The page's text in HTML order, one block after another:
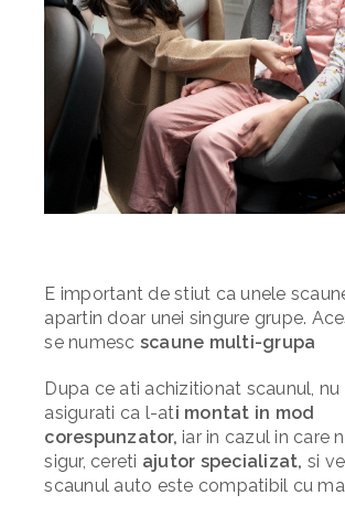
E important de stiut ca unele
apartin doar unei singure grupe.
se numesc scaune multi-grupa
Dupa ce ati achizitionat scaunul, nu
asigurati ca l-ati montat in mod
corespunzator, iar in cazul in care
sigur, cereti ajutor specializat, si
scaunul auto este compatibil cu